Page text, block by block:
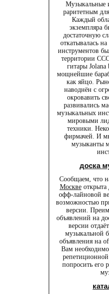
Музыкальные
раритетным
Каждый
экземпляра
достаточную
откатывалась
инструментов
территории
гитары Jolana
мощнейшие
как яйцо.
наводнён с
окровавить
развивались
музыкальных
мировыми
техники.
фирмачей. И
музыканты
доска
Сообщаем, что
Москвеоткрыта
офф-лайновой
возможностью
версии.
объявлений на
версии
музыкальной
объявления на
Вам необходимо
попросить его